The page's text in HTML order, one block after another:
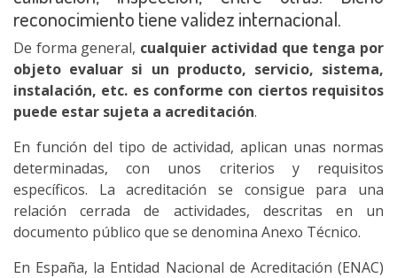
reconocimiento tiene validez internacional.
De forma general, cualquier actividad que tenga por
objeto evaluar si un producto, servicio, sistema,
instalación, etc. es conforme con ciertos requisitos
puede estar sujeta a acreditación.
En función del tipo de actividad, aplican unas normas
determinadas, con unos criterios y requisitos
específicos. La acreditación se consigue para una
relación cerrada de actividades, descritas en un
documento público que se denomina Anexo Técnico.
En España, la Entidad Nacional de Acreditación (ENAC)